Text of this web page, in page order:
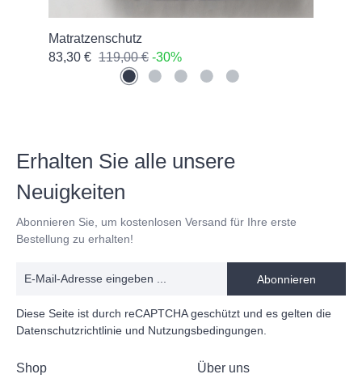
Matratzenschutz
83,30 € 119,00 € -30%
Shop Über uns
Erhalten Sie alle unsere
Neuigkeiten
Abonnieren Sie, um kostenlosen Versand für Ihre erste
Bestellung zu erhalten!
Abonnieren
Diese Seite ist durch reCAPTCHA geschützt und es gelten die
Datenschutzrichtlinie und Nutzungsbedingungen